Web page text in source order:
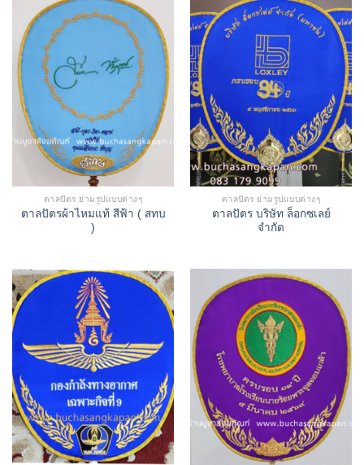
ตาลปัตร ย่ามรูปแบบต่างๆ
ตาลปัตรผ้าไหมแท้ สีฟ้า ( สทบ
)
ตาลปัตร ย่ามรูปแบบต่างๆ
ตาลปัตร บริษัท ล็อกซเลย์
จำกัด